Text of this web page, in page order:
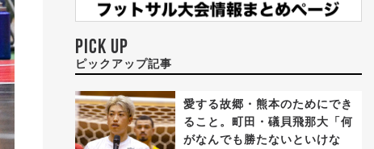
PICK UP
ピックアップ記事
愛する故郷・熊本のためにでき
ること。町田・礒貝飛那大「何
がなんでも勝たないといけな